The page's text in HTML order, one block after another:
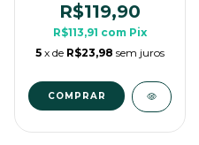
R$119,90
R$113,91 com Pix
5 x de R$23,98 sem juros